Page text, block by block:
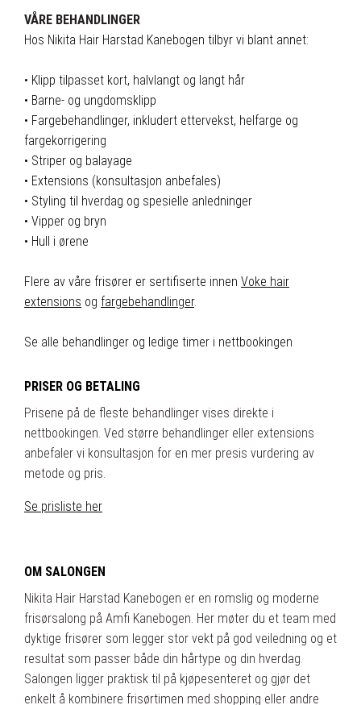
VÅRE BEHANDLINGER
Hos Nikita Hair Harstad Kanebogen tilbyr vi blant annet:
• Klipp tilpasset kort, halvlangt og langt hår
• Barne- og ungdomsklipp
• Fargebehandlinger, inkludert ettervekst, helfarge og
fargekorrigering
• Striper og balayage
• Extensions (konsultasjon anbefales)
• Styling til hverdag og spesielle anledninger
• Vipper og bryn
• Hull i ørene
Flere av våre frisører er sertifiserte innen Voke hair
extensions og fargebehandlinger.
Se alle behandlinger og ledige timer i nettbookingen
PRISER OG BETALING
Prisene på de fleste behandlinger vises direkte i
nettbookingen. Ved større behandlinger eller extensions
anbefaler vi konsultasjon for en mer presis vurdering av
metode og pris.
Se prisliste her
OM SALONGEN
Nikita Hair Harstad Kanebogen er en romslig og moderne
frisørsalong på Amfi Kanebogen. Her møter du et team med
dyktige frisører som legger stor vekt på god veiledning og et
resultat som passer både din hårtype og din hverdag.
Salongen ligger praktisk til på kjøpesenteret og gjør det
enkelt å kombinere frisørtimen med shopping eller andre